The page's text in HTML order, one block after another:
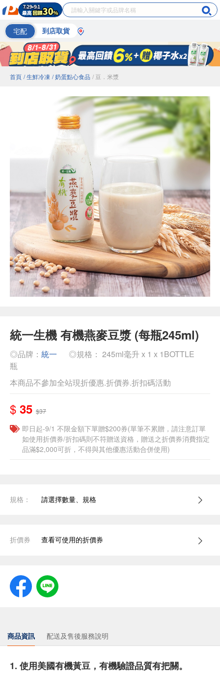
宅配 到店取貨
首頁 / 生鮮冷凍 / 奶蛋點心食品 / 豆．米漿
統一生機 有機燕麥豆漿 (每瓶245ml)
◎品牌： 統一
◎規格： 245ml毫升 x 1 x 1BOTTLE
瓶
本商品不參加全站現折優惠.折價券.折扣碼活動
$ 35 $37
即日起-9/1 不限金額下單贈$200券(單筆不累贈，請注意訂單
如使用折價券/折扣碼則不符贈送資格，贈送之折價券消費指定
品滿$2,000可折，不得與其他優惠活動合併使用)
規格： 請選擇數量、規格
折價券 查看可使用的折價券
商品資訊 配送及售後服務說明
1. 使用美國有機黃豆，有機驗證品質有把關。